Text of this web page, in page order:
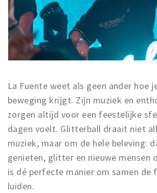
Inloggen
La Fuente weet als geen ander hoe
beweging krijgt. Zijn muziek en
zorgen altijd voor een feestelijke
dagen voelt. Glitterball draait niet
muziek, maar om de hele beleving:
genieten, glitter en nieuwe mensen
is dé perfecte manier om samen de
luiden.